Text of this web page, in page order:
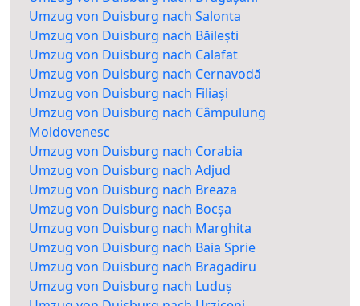
Umzug von Duisburg nach Salonta
Umzug von Duisburg nach Băilești
Umzug von Duisburg nach Calafat
Umzug von Duisburg nach Cernavodă
Umzug von Duisburg nach Filiași
Umzug von Duisburg nach Câmpulung
Moldovenesc
Umzug von Duisburg nach Corabia
Umzug von Duisburg nach Adjud
Umzug von Duisburg nach Breaza
Umzug von Duisburg nach Bocșa
Umzug von Duisburg nach Marghita
Umzug von Duisburg nach Baia Sprie
Umzug von Duisburg nach Bragadiru
Umzug von Duisburg nach Luduș